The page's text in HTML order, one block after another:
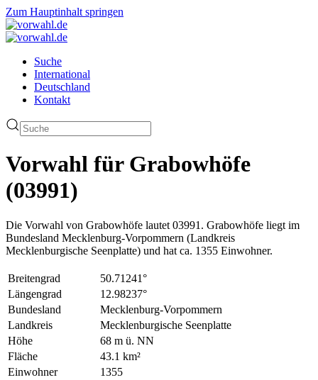
Zum Hauptinhalt springen
Suche
International
Deutschland
Kontakt
Vorwahl für Grabowhöfe
(03991)
Die Vorwahl von Grabowhöfe lautet 03991. Grabowhöfe liegt im
Bundesland Mecklenburg-Vorpommern (Landkreis
Mecklenburgische Seenplatte) und hat ca. 1355 Einwohner.
Breitengrad
50.71241°
Längengrad
12.98237°
Bundesland
Mecklenburg-Vorpommern
Landkreis
Mecklenburgische Seenplatte
Höhe
68 m ü. NN
Fläche
43.1 km²
Einwohner
1355